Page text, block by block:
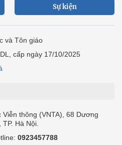
Sự kiện
và Tôn giáo
cấp ngày 17/10/2025
thông (VNTA), 68 Dương
Hà Nội.
0923457788